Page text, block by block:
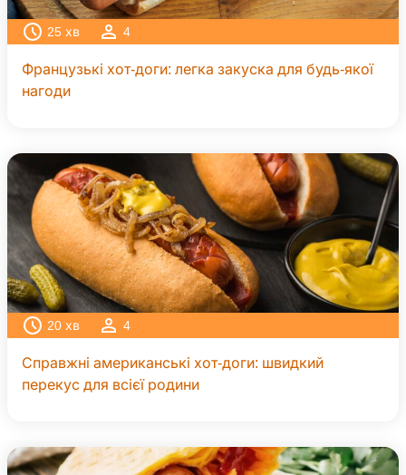
25 хв 4
Французькі хот-доги: легка закуска для будь-якої
нагоди
20 хв 4
Справжні американські хот-доги: швидкий
перекус для всієї родини